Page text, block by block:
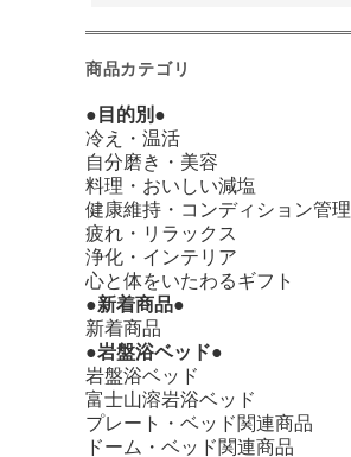
商品カテゴリ
●目的別●
冷え・温活
自分磨き・美容
料理・おいしい減塩
健康維持・コンディション管理
疲れ・リラックス
浄化・インテリア
心と体をいたわるギフト
●新着商品●
新着商品
●岩盤浴ベッド●
岩盤浴ベッド
富士山溶岩浴ベッド
プレート・ベッド関連商品
ドーム・ベッド関連商品